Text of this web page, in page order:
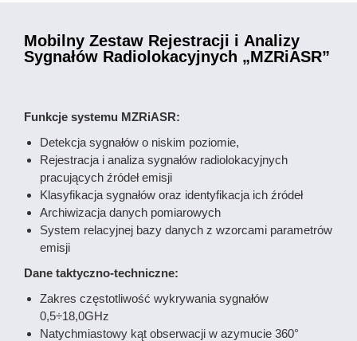
Mobilny Zestaw Rejestracji i Analizy
Sygnałów Radiolokacyjnych „MZRiASR”
Funkcje systemu MZRiASR:
Detekcja sygnałów o niskim poziomie,
Rejestracja i analiza sygnałów radiolokacyjnych
pracujących źródeł emisji
Klasyfikacja sygnałów oraz identyfikacja ich źródeł
Archiwizacja danych pomiarowych
System relacyjnej bazy danych z wzorcami parametrów
emisji
Dane taktyczno-techniczne:
Zakres częstotliwość wykrywania sygnałów
0,5÷18,0GHz
Natychmiastowy kąt obserwacji w azymucie 360°